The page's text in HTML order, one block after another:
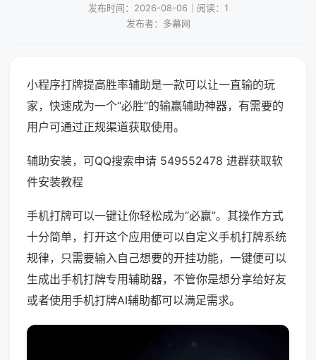
发布时间：2026-08-06｜阅读：1
发布者：多幕网
小程序打牌提高胜率辅助是一款可以让一直输的玩
家，快速成为一个“必胜”的输赢辅助神器，有需要的
用户可通过正规渠道获取使用。
辅助安装，可QQ搜索申请 549552478 进群获取软
件安装教程
手机打牌可以一键让你轻松成为“必赢”。其操作方式
十分简单，打开这个应用便可以自定义手机打牌系统
规律，只需要输入自己想要的开挂功能，一键便可以
生成出手机打牌专用辅助器，不管你是想分享给好友
或者使用手机打牌AI辅助都可以满足需求。